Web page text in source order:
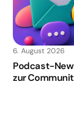
Podcast-
zur
6. August 2026